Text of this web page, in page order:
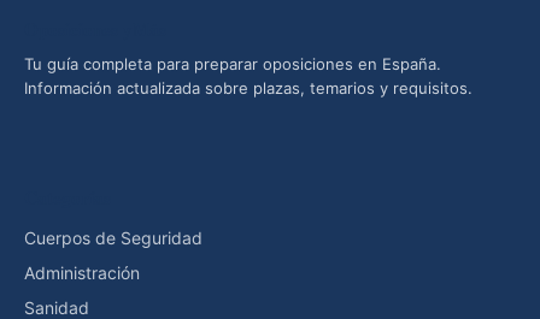
Tu guía completa para preparar oposiciones en España.
Información actualizada sobre plazas, temarios y requisitos.
Cuerpos de Seguridad
Administración
Sanidad